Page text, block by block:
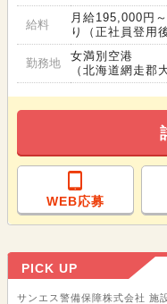
給料
月給195,000円
り（正社員登用
勤務地
女満別空港
（北海道網走郡
WEB応募
PICK UP
サンエス警備保障株式会社 施